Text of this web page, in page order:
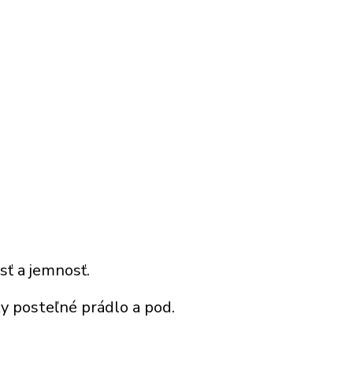
a jemnosť.
posteľné prádlo a pod.